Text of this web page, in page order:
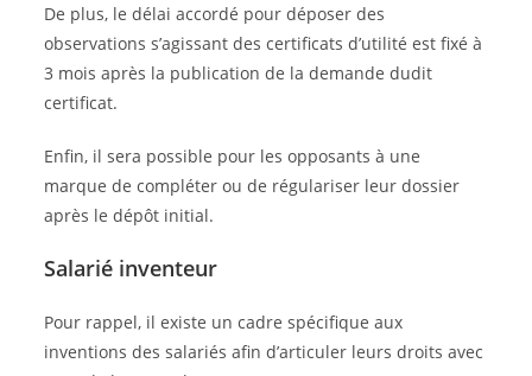
De plus, le délai accordé pour déposer des
observations s’agissant des certificats d’utilité est fixé à
3 mois après la publication de la demande dudit
certificat.
Enfin, il sera possible pour les opposants à une
marque de compléter ou de régulariser leur dossier
après le dépôt initial.
Salarié inventeur
Pour rappel, il existe un cadre spécifique aux
inventions des salariés afin d’articuler leurs droits avec